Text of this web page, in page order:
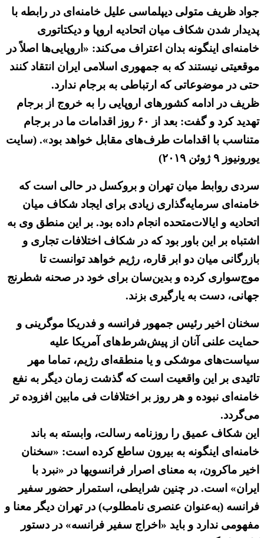
جواد ظریف متولی دیپلماسی علیل خامنه‌ای در رابطه با
پدیدار شدن شکاف میان اتحادیه اروپا و دیکتاتوری
خامنه‌ای اینگونه بدان اعتراف می‌کند: «اروپایی‌ها اصلاً در
موقعیتی نیستند که به جمهوری اسلامی ایران انتقاد کنند
حتی در موضوعاتی که ارتباطی به برجام ندارد.
ظریف در ادامه کشورهای اروپایی را به خروج از برجام
تهدید کرد و گفت: بعد از ۶۰ روز اقدامات ما در برجام
متناسب با اقدامات طرف‌های مقابل خواهد بود». (سایت
یورونیوز ۹ ژوئن ۲۰۱۹)
سردی روابط میان تهران و بروکسل در حالی است که
خامنه‌ای سرمایه‌گذاری زیادی برای ایجاد شکاف میان
اتحادیه و ایالات‌متحده انجام داده بود. بر این منطق وی به
اشتباه بر این باور بود که در شکاف اختلافات تجاری و
بازرگانی میان دو ابر قاره، رژیم خواهد توانست تا
موج‌سواری کرده و بدین‌سان برای خود در صحنه شطرنج
جهانی، دست به یارگیری بزند.
سخنان اخیر رئیس جمهور فرانسه و فدریکا موگرینی و
حمایت علنی آنان از پیش‌شرط‌های آمریکا علیه
سیاست‌های موشکی و یا منطقه‌ای رژیم، تماما مهر
تائیدی بر این واقعیت است که گذشت زمان دیگر به نفع
خامنه‌ای نبوده و هر روز بر اختلافات فی مابین افزوده تر
می‌گردد.
این شکاف عمیق را روزنامه رسالت، وابسته به باند
خامنه‌ای اینگونه به بیرون ساطع کرده است: «سخنان
اخیر ماکرون، به‌ معنای اصرار فرانسویها در «نبرد با
ایران» است. در چنین شرایطی، استمرار حضور سفیر
فرانسه (به‌عنوان عنصری نامطلوب) در تهران دیگر معنا و
مفهومی ندارد و باید «اخراج سفیر فرانسه» در دستور